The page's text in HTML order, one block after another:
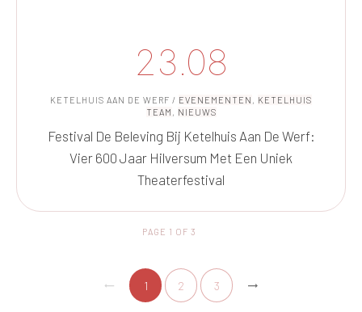
23.08
KETELHUIS AAN DE WERF / EVENEMENTEN , KETELHUIS
TEAM , NIEUWS
Festival De Beleving Bij Ketelhuis Aan De Werf:
Vier 600 Jaar Hilversum Met Een Uniek
Theaterfestival
PAGE 1 OF 3
1 2 3